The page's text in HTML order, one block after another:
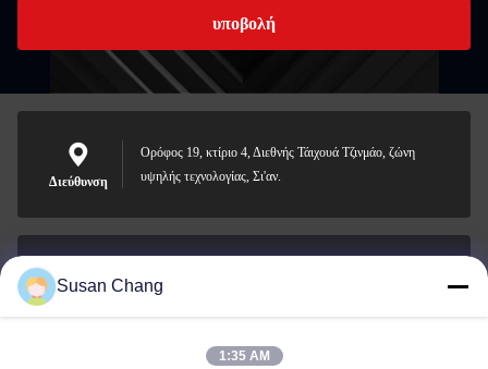
υποβολή
Διεύθυνση
Ορόφος 19, κτίριο 4, Διεθνής Τάιχουά Τζινμάο, ζώνη
υψηλής τεχνολογίας, Σι'αν.
Ηλεκτρονικό
Susan@aeaxa.com
Susan Chang
1:35 AM